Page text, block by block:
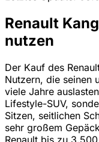
Renault
nutzen
Der Kauf des
Nutzern, die seinen
viele Jahre
Lifestyle-SUV,
Sitzen, seitlichen
sehr großem
Renault bis zu